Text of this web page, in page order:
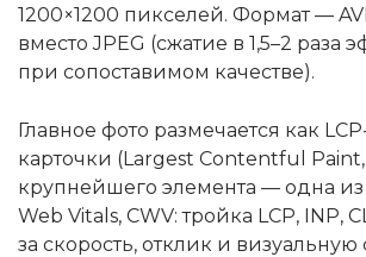
1200×1200 пикселей. Формат —
вместо JPEG (сжатие в 1,5–2 раза
при сопоставимом качестве).
Главное фото размечается как
карточки (Largest Contentful
крупнейшего элемента — одна
Web Vitals, CWV: тройка LCP, INP,
за скорость, отклик и визуальную